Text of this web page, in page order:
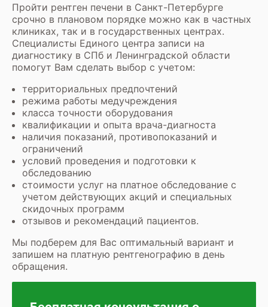
Пройти рентген печени в Санкт-Петербурге
срочно в плановом порядке можно как в частных
клиниках, так и в государственных центрах.
Специалисты Единого центра записи на
диагностику в СПб и Ленинградской области
помогут Вам сделать выбор с учетом:
территориальных предпочтений
режима работы медучреждения
класса точности оборудования
квалификации и опыта врача-диагноста
наличия показаний, противопоказаний и
ограничений
условий проведения и подготовки к
обследованию
стоимости услуг на платное обследование с
учетом действующих акций и специальных
скидочных программ
отзывов и рекомендаций пациентов.
Мы подберем для Вас оптимальный вариант и
запишем на платную рентгенографию в день
обращения.